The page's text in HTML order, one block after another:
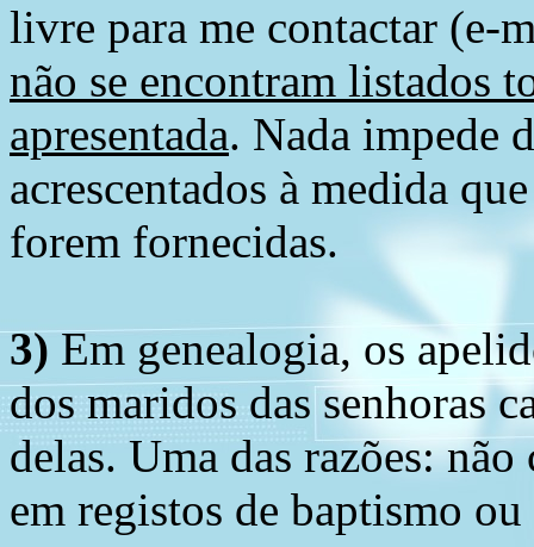
livre para me contactar (e-
não se encontram listados
apresentada. Nada impede
acrescentados à medida
forem fornecidas.
3)Em genealogia, os
dos maridos das senhoras
delas. Uma das razões:
em registos de baptismo